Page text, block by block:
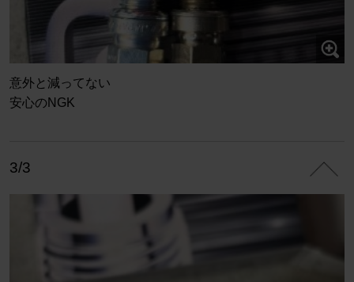
意外と減ってない
安心のNGK
3/3